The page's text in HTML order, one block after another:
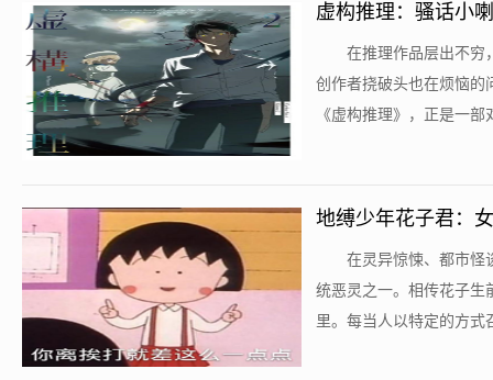
虚构推理：骚话小
在推理作品层出不穷
创作者挠破头也在烦恼的
《虚构推理》，正是一
地缚少年花子君：
在灵异惊悚、都市怪
统恶灵之一。相传花子生
里。每当人以特定的方式